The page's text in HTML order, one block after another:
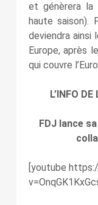
et génèrera la
haute saison).
deviendra ainsi
Europe, après
qui couvre
L’INFO
FDJ lance
[youtube